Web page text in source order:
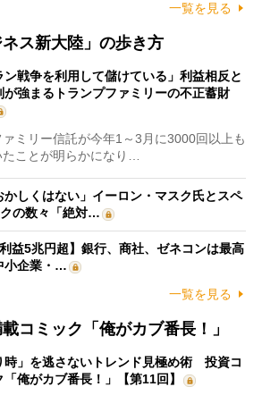
一覧を見る
ス新大陸」の歩き方
ン戦争を利用して儲けている」利益相反と
が強まるトランプファミリーの不正蓄財
ミリー信託が今年1～3月に3000回以上も
ことが明らかになり…
かしくはない」イーロン・マスク氏とスペ
の数々「絶対…
益5兆円超】銀行、商社、ゼネコンは最高
小企業・…
一覧を見る
コミック「俺がカブ番長！」
時」を逃さないトレンド見極め術 投資コ
「俺がカブ番長！」【第11回】